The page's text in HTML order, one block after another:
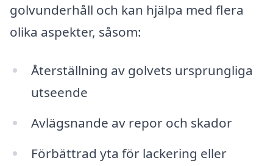
golvunderhåll och kan hjälpa med flera
olika aspekter, såsom:
Återställning av golvets ursprungliga
utseende
Avlägsnande av repor och skador
Förbättrad yta för lackering eller